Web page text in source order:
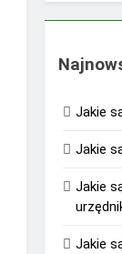
Jakie
Jakie
Jakie
Jakie